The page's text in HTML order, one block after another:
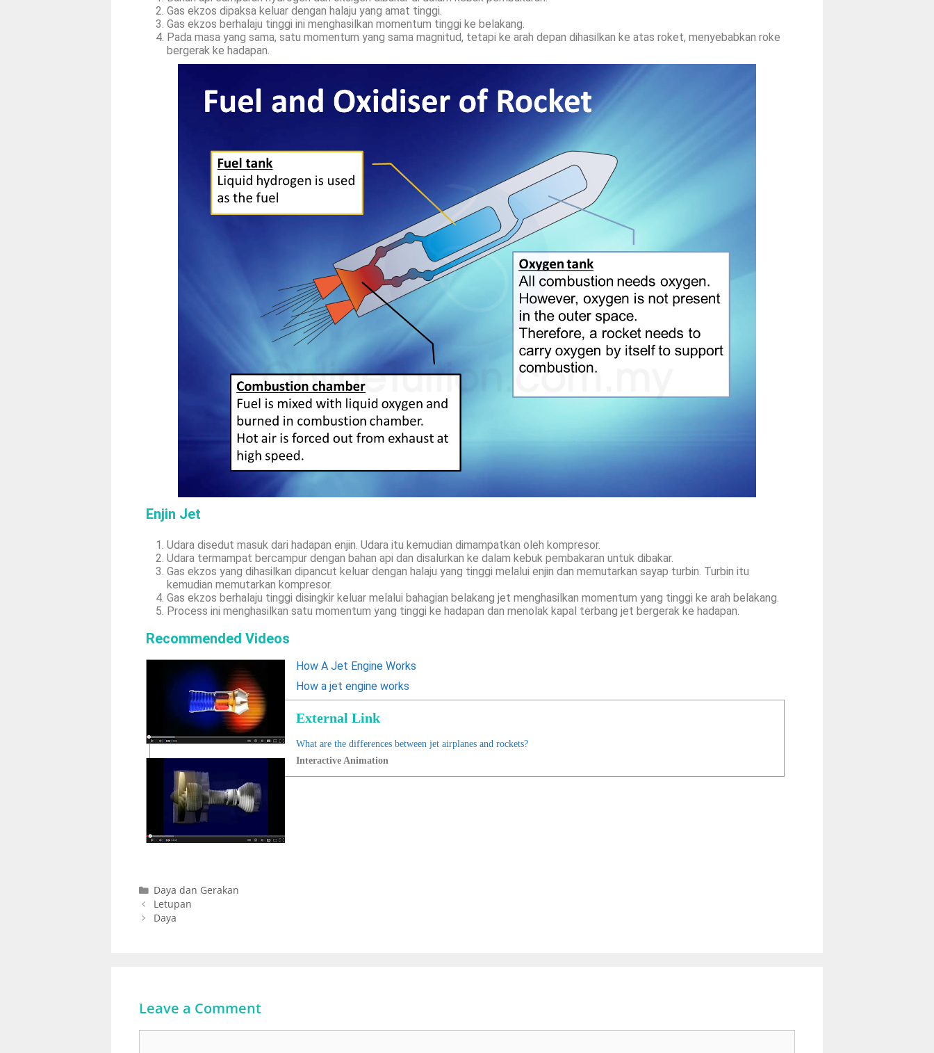
Gas ekzos dipaksa keluar dengan halaju yang amat tinggi.
Gas ekzos berhalaju tinggi ini menghasilkan momentum tinggi ke belakang.
Pada masa yang sama, satu momentum yang sama magnitud, tetapi ke arah depan dihasilkan ke atas roket, menyebabkan roke
bergerak ke hadapan.
Enjin Jet
Udara disedut masuk dari hadapan enjin. Udara itu kemudian dimampatkan oleh kompresor.
Udara termampat bercampur dengan bahan api dan disalurkan ke dalam kebuk pembakaran untuk dibakar.
Gas ekzos yang dihasilkan dipancut keluar dengan halaju yang tinggi melalui enjin dan memutarkan sayap turbin. Turbin itu
kemudian memutarkan kompresor.
Gas ekzos berhalaju tinggi disingkir keluar melalui bahagian belakang jet menghasilkan momentum yang tinggi ke arah belakang.
Process ini menghasilkan satu momentum yang tinggi ke hadapan dan menolak kapal terbang jet bergerak ke hadapan.
Recommended Videos
How A Jet Engine Works
How a jet engine works
External Link
What are the differences between jet airplanes and rockets?
Interactive Animation
Daya dan Gerakan
Letupan
Daya
Leave a Comment